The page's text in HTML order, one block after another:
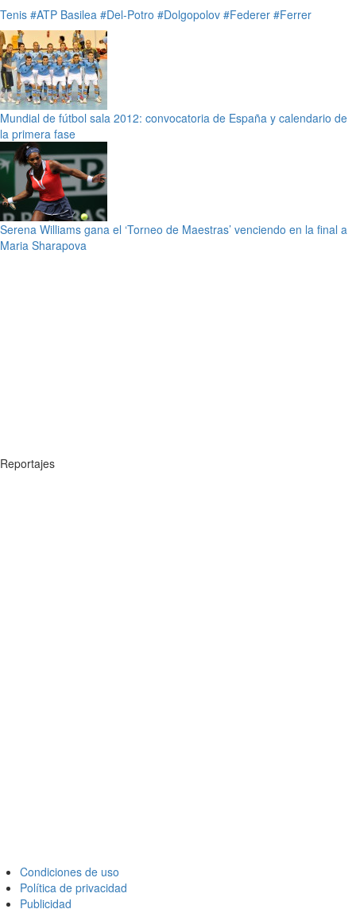
Tenis #ATP Basilea #Del-Potro #Dolgopolov #Federer #Ferrer
Mundial de fútbol sala 2012: convocatoria de España y calendario de
la primera fase
Serena Williams gana el ‘Torneo de Maestras’ venciendo en la final a
Maria Sharapova
Reportajes
Condiciones de uso
Política de privacidad
Publicidad